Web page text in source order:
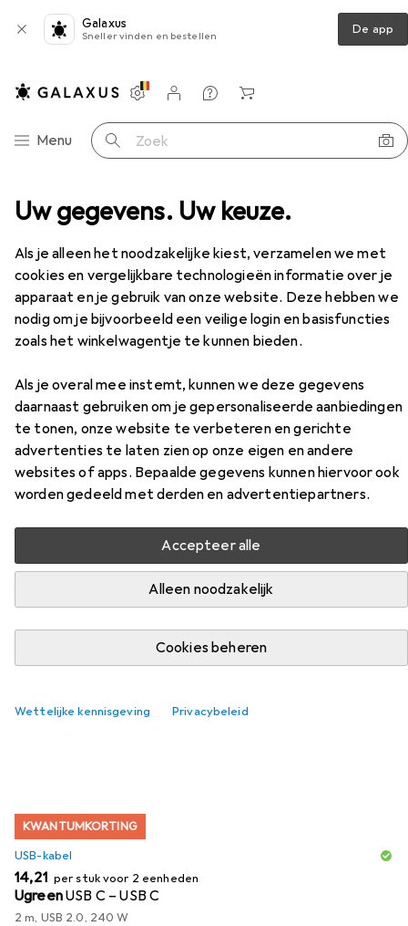
Uw gegevens. Uw keuze.
Als je alleen het noodzakelijke kiest, verzamelen we met
cookies en vergelijkbare technologieën informatie over je
apparaat en je gebruik van onze website. Deze hebben we
nodig om je bijvoorbeeld een veilige login en basisfuncties
zoals het winkelwagentje te kunnen bieden.
Als je overal mee instemt, kunnen we deze gegevens
daarnaast gebruiken om je gepersonaliseerde aanbiedingen
te tonen, onze website te verbeteren en gerichte
advertenties te laten zien op onze eigen en andere
websites of apps. Bepaalde gegevens kunnen hiervoor ook
worden gedeeld met derden en advertentiepartners.
Accepteer alle
Alleen noodzakelijk
Cookies beheren
Wettelijke kennisgeving Privacybeleid
Galaxus
Sneller vinden en bestellen De app
Categorie navigatie
Menu Zoek op
Instellingen
Klantenaccount
Produktvergelijking
Verlanglijstje
Winkelmandje
USB-lader Ansmann Thuislader HC218PD
EUR
19,77 was 21,19
Ansmann Thuislader HC218PD
20 W, 2 ports
Accessoires voor Ansmann
Thuislader HC218PD
Vind bijpassende accessoires voor de Ansmann Thuislader
HC218PD uit de categorie USB-kabel.
Relevantie
KWANTUMKORTING
USB-kabel
EUR
14,21 per stuk voor 2 eenheden
UgreenUSB C – USB C
2 m, USB 2.0, 240 W